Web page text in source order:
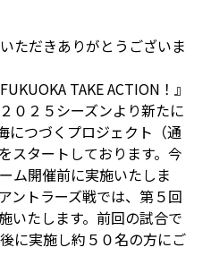
ただきありがとうございま
TAKE ACTION！』
０２５シーズンより新たに
につづくプロジェクト（通
スタートしております。今
ム開催前に実施いたしま
ントラーズ戦では、第５回
いたします。前回の試合で
に実施し約５０名の方にご